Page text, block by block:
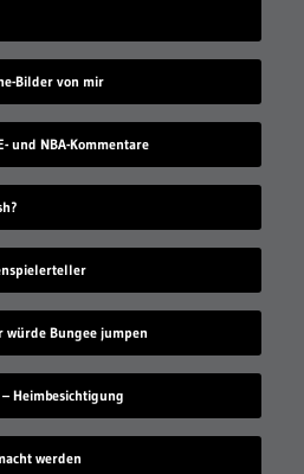
Bilder von mir
und NBA-Kommentare
Bungee jumpen
Heimbesichtigung
werden